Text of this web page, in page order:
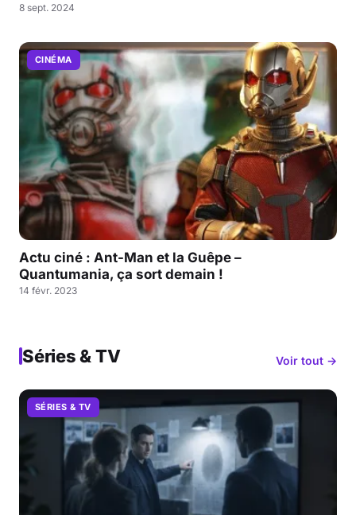
8 sept. 2024
CINÉMA
Actu ciné : Ant-Man et la Guêpe –
Quantumania, ça sort demain !
14 févr. 2023
Séries & TV Voir tout →
SÉRIES & TV